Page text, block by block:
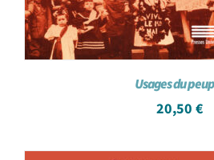
Usages du
20,50 €